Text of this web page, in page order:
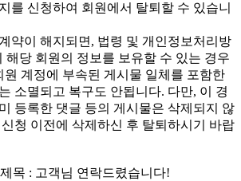
를 신청하여 회원에서 탈퇴할 수 있습니
약이 해지되면, 법령 및 개인정보처리방
해당 회원의 정보를 보유할 수 있는 경우
원 계정에 부속된 게시물 일체를 포함한
소멸되고 복구도 안됩니다. 다만, 이 경
등록한 댓글 등의 게시물은 삭제되지 않
청 이전에 삭제하신 후 탈퇴하시기 바랍
목 : 고객님 연락드렸습니다!